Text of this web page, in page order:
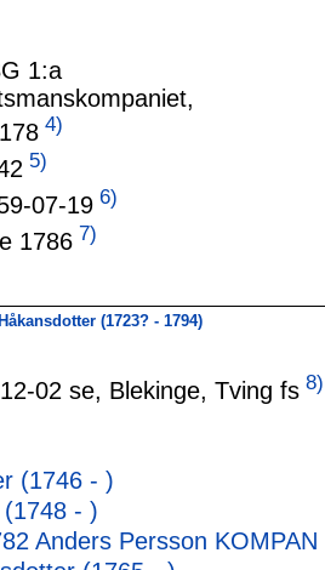
1:a
4)
5)
07-19 6)
1786 7)
(1723? - 1794)
02 se, Blekinge, Tving fs 8)
(1746 - )
- )
Anders Persson